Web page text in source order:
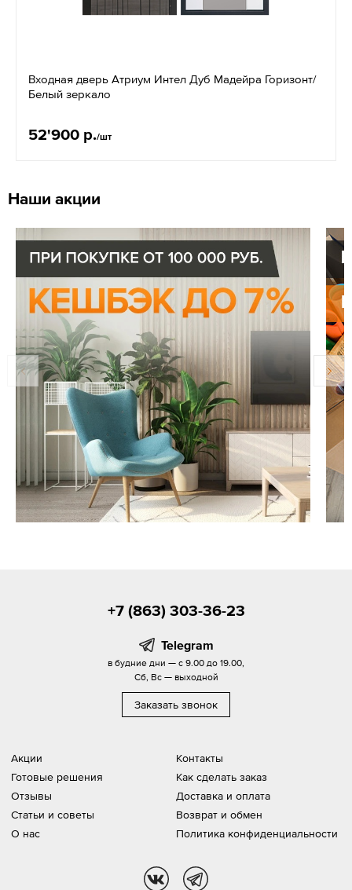
Входная дверь Атриум Интел Дуб Мадейра Горизонт/
Белый зеркало
52'900 р./шт
Наши акции
Акции
Готовые решения
Отзывы
Статьи и советы
О нас
Контакты
Как сделать заказ
Доставка и оплата
Возврат и обмен
Политика конфиденциальности
+7 (863) 303-36-23
Telegram
в будние дни — с 9.00 до 19.00,
Сб, Вс — выходной
Заказать звонок